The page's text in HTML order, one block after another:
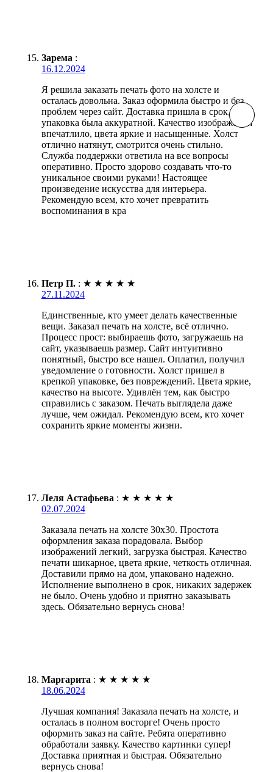
Зарема :
16.12.2024
Я решила заказать печать фото на холсте и
осталась довольна. Заказ оформила быстро и без
проблем через сайт. Доставка пришла в срок,
упаковка была аккуратной. Качество изображения
впечатлило, цвета яркие и насыщенные. Холст
отлично натянут, смотрится очень стильно.
Служба поддержки ответила на все вопросы
оперативно. Просто здорово создавать что-то
уникальное своими руками! Настоящее
произведение искусства для интерьера.
Рекомендую всем, кто хочет превратить
воспоминания в кра
Петр П. : ★ ★ ★ ★ ★
27.11.2024
Единственные, кто умеет делать качественные
вещи. Заказал печать на холсте, всё отлично.
Процесс прост: выбираешь фото, загружаешь на
сайт, указываешь размер. Сайт интуитивно
понятный, быстро все нашел. Оплатил, получил
уведомление о готовности. Холст пришел в
крепкой упаковке, без повреждений. Цвета яркие,
качество на высоте. Удивлён тем, как быстро
справились с заказом. Печать выглядела даже
лучше, чем ожидал. Рекомендую всем, кто хочет
сохранить яркие моменты жизни.
Леля Астафьева : ★ ★ ★ ★ ★
02.07.2024
Заказала печать на холсте 30х30. Простота
оформления заказа порадовала. Выбор
изображений легкий, загрузка быстрая. Качество
печати шикарное, цвета яркие, четкость отличная.
Доставили прямо на дом, упаковано надежно.
Исполнение выполнено в срок, никаких задержек
не было. Очень удобно и приятно заказывать
здесь. Обязательно вернусь снова!
Маргарита : ★ ★ ★ ★ ★
18.06.2024
Лучшая компания! Заказала печать на холсте, и
осталась в полном восторге! Очень просто
оформить заказ на сайте. Ребята оперативно
обработали заявку. Качество картинки супер!
Доставка приятная и быстрая. Обязательно
вернусь снова!